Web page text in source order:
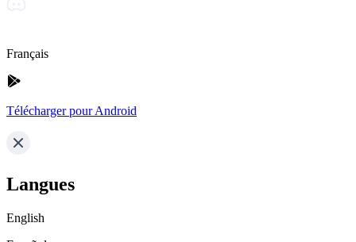
Français
Télécharger pour Android
Langues
English